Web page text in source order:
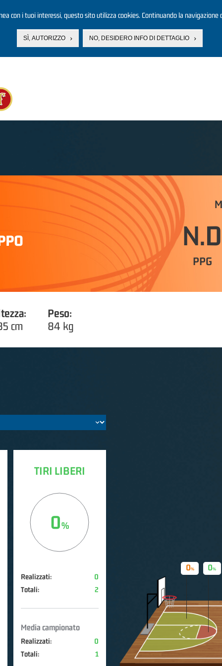
con i tuoi interessi, questo sito utilizza cookies. Continuando la navigazione
SÌ, AUTORIZZO NO, DESIDERO INFO DI DETTAGLIO
N.D
PPG
cm
Peso:
84 kg
TIRI LIBERI
0
Realizzati:
0
Totali:
2
Media campionato
Realizzati:
0
Totali:
1
0
0